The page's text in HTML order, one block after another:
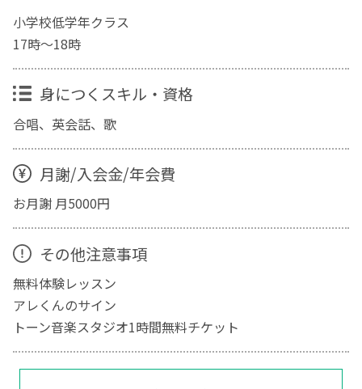
小学校低学年クラス
17時〜18時
身につくスキル・資格
合唱、英会話、歌
月謝/入会金/年会費
お月謝 月5000円
その他注意事項
無料体験レッスン
アレくんのサイン
トーン音楽スタジオ1時間無料チケット